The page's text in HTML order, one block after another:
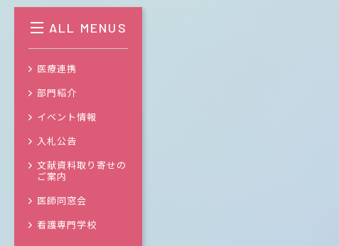
ALL MENUS
医療連携
部門紹介
イベント情報
入札公告
文献資料取り寄せの
ご案内
医師同窓会
看護専門学校